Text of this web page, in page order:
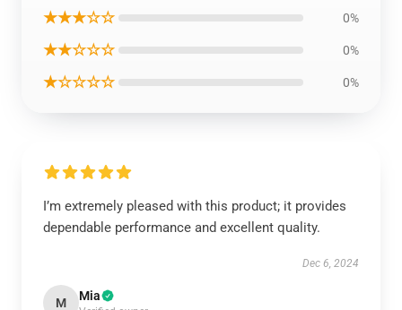
★★★☆☆ 0%
★★☆☆☆ 0%
★☆☆☆☆ 0%
I’m extremely pleased with this product; it provides
dependable performance and excellent quality.
Dec 6, 2024
M Mia